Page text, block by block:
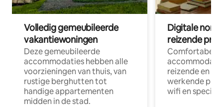
Volledig gemeubileerde
vakantiewoningen
Deze gemeubileerde
accommodaties hebben alle
voorzieningen van thuis, van
rustige berghutten tot
handige appartementen
midden in de stad.
Digitale
reizende
Comfortabele
reizende en
werkende
wifi en